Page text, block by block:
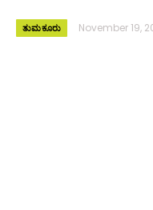
ತುಮಕೂರು November 19,